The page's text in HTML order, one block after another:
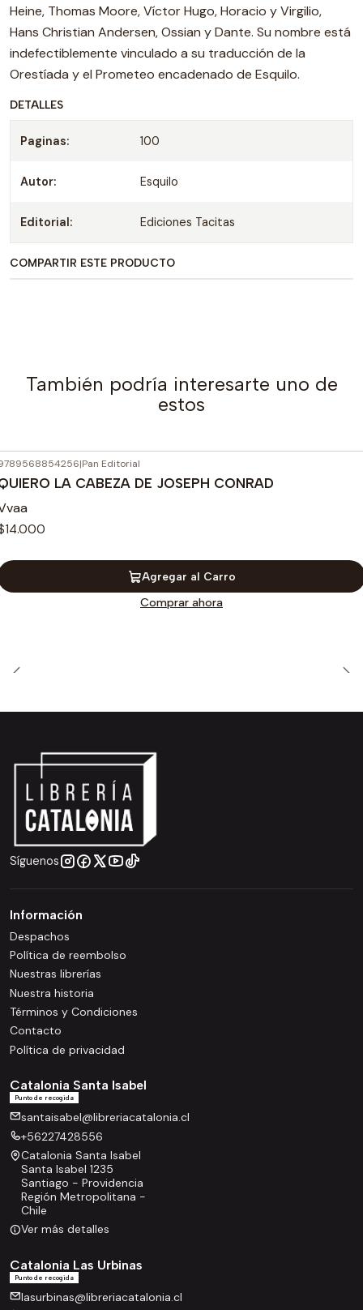
Heine, Thomas Moore, Víctor Hugo, Horacio y Virgilio,
Hans Christian Andersen, Ossian y Dante. Su nombre está
indefectiblemente vinculado a su traducción de la
Orestíada y el Prometeo encadenado de Esquilo.
DETALLES
Paginas: 100
Autor: Esquilo
Editorial: Ediciones Tacitas
COMPARTIR ESTE PRODUCTO
También podría interesarte uno de
estos
|Pan Editorial
LA CABEZA DE JOSEPH CONRAD
Agregar al Carro
Comprar ahora
Síguenos
Información
Despachos
Política de reembolso
Nuestras librerías
Nuestra historia
Términos y Condiciones
Contacto
Política de privacidad
Catalonia Santa Isabel
Punto de recogida
santaisabel@libreriacatalonia.cl
+56227428556
Catalonia Santa Isabel
Santa Isabel 1235
Santiago - Providencia
Región Metropolitana -
Chile
Ver más detalles
Catalonia Las Urbinas
Punto de recogida
lasurbinas@libreriacatalonia.cl